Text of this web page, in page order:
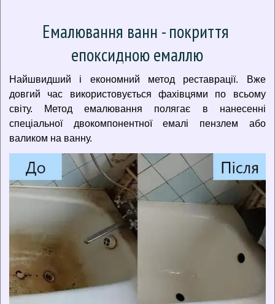
Емалювання ванн - покриття
епоксидною емаллю
Найшвидший і економний метод реставрації. Вже
довгий час використовується фахівцями по всьому
світу. Метод емалювання полягає в нанесенні
спеціальної двокомпонентної емалі пензлем або
валиком на ванну.